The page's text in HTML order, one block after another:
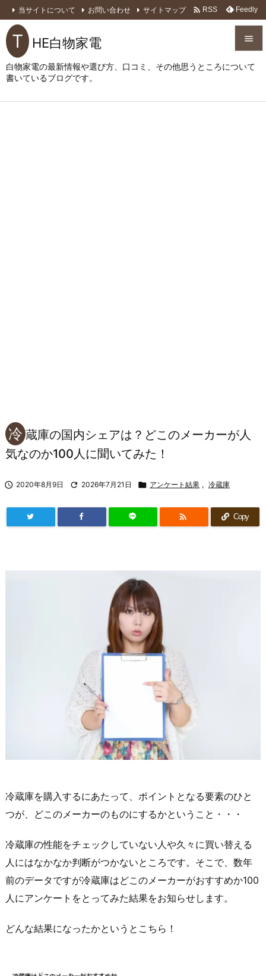
T HE白物家電
白物家電の最新情報や選び方、口コミ、その他思うところについて
書いているブログです。


当サイトについて お問い合わせ サイトマップ  RSS Feedly
冷 蔵庫の国内シェアは？どこのメーカーが人
気なのか100人に聞いてみた！
 2020年8月9日  2026年7月21日  アンケート結果 , 冷蔵庫
 Copy
冷蔵庫を購入するにあたって、ポイントとなる要素のひと
つが、どこのメーカーのものにするかということ・・・
冷蔵庫の性能をチェックしていない人や久々に買い替える
人にはなかなか判断がつかないところです。そこで、数年
前のデータですが冷蔵庫はどこのメーカーがおすすめか100
人にアンケートをとってみた結果をお知らせします。
どんな結果になったかというとこちら！